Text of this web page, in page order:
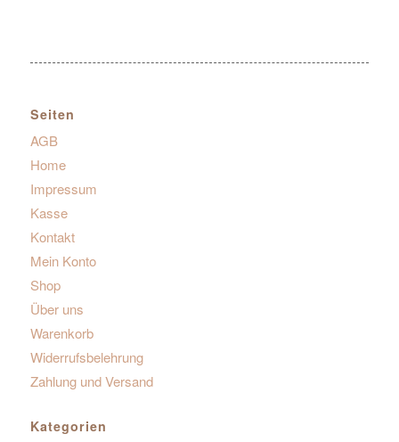
Seiten
AGB
Home
Impressum
Kasse
Kontakt
Mein Konto
Shop
Über uns
Warenkorb
Widerrufsbelehrung
Zahlung und Versand
Kategorien